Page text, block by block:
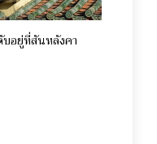
อยู่ที่สันหลังคา